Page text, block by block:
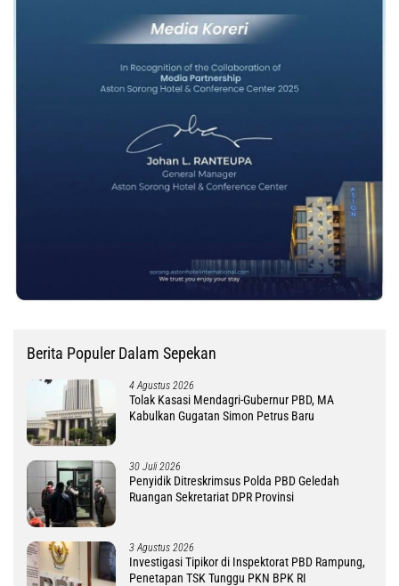
Berita Populer Dalam Sepekan
4 Agustus 2026
Tolak Kasasi Mendagri-Gubernur PBD, MA
Kabulkan Gugatan Simon Petrus Baru
30 Juli 2026
Penyidik Ditreskrimsus Polda PBD Geledah
Ruangan Sekretariat DPR Provinsi
3 Agustus 2026
Investigasi Tipikor di Inspektorat PBD Rampung,
Penetapan TSK Tunggu PKN BPK RI